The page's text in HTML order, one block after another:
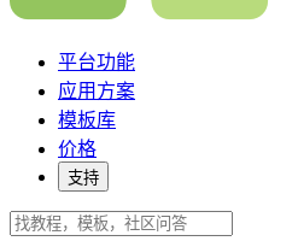
平台功能
应用方案
模板库
价格
支持